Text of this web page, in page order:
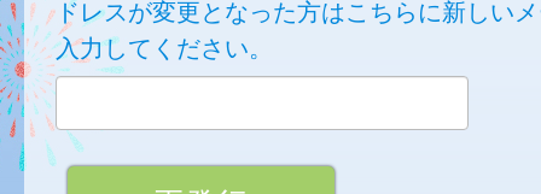
ドレスが変更となった方はこちらに新しい
入力してください。